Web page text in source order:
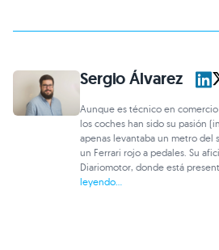
Sergio Álvarez
Aunque es técnico en
los coches han sido su pasión
apenas levantaba un metro del
un Ferrari rojo a pedales. Su
Diariomotor, donde está
leyendo...